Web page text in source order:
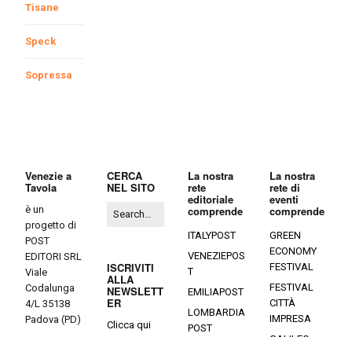
Tisane
Speck
Sopressa
Venezie a
Tavola
è un
progetto di
POST
EDITORI SRL
Viale
Codalunga
4/L 35138
Padova (PD)
CERCA
NEL SITO
ISCRIVITI
ALLA
NEWSLETT
ER
Clicca qui
La nostra
rete
editoriale
comprende
ITALYPOST
VENEZIEPOS
T
EMILIAPOST
LOMBARDIA
POST
La nostra
rete di
eventi
comprende
GREEN
ECONOMY
FESTIVAL
FESTIVAL
CITTÀ
IMPRESA